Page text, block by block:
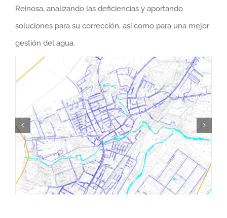
Reinosa, analizando las deficiencias y aportando
soluciones para su corrección, así como para una mejor
gestión del agua.